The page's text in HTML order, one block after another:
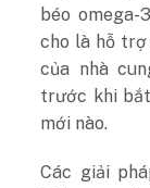
béo
cho là hỗ trợ
của nhà
trước khi
mới nào.
Các giải